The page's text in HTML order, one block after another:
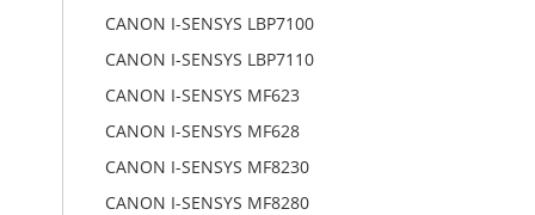
CANON I-SENSYS LBP7100
CANON I-SENSYS LBP7110
CANON I-SENSYS MF623
CANON I-SENSYS MF628
CANON I-SENSYS MF8230
CANON I-SENSYS MF8280